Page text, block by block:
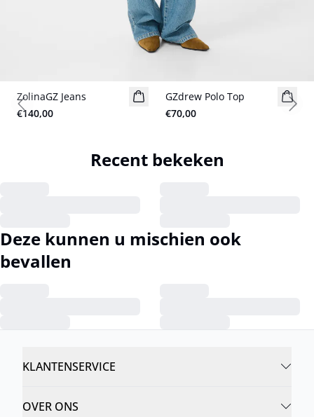
ZolinaGZ Jeans
€140,00
GZdrew Polo Top
€70,00
Previous slide
Recent bekeken
Deze kunnen u mischien ook
bevallen
KLANTENSERVICE
OVER ONS